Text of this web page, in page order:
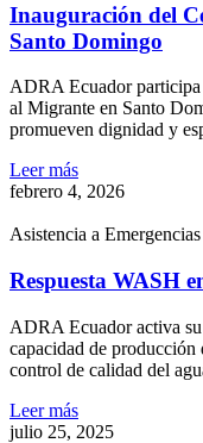
Inauguración del
Santo Domingo
ADRA Ecuador
al Migrante en Santo
promueven dignidad y
Leer más
febrero 4, 2026
Asistencia a Emergencias
Respuesta WASH
ADRA Ecuador activa
capacidad de
control de calidad del
Leer más
julio 25, 2025